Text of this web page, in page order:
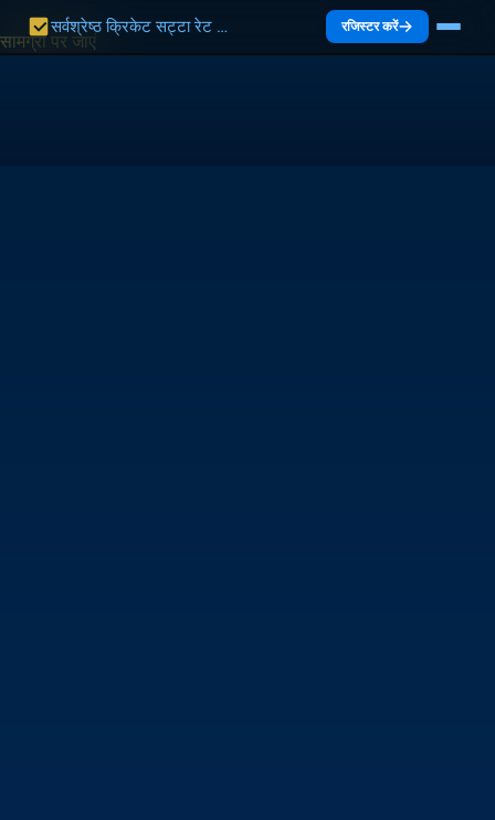
सामग्री पर जाएं
सर्वश्रेष्ठ क्रिकेट सट्टा रेट भारत 2027 | भारत गाइड रजिस्टर करें